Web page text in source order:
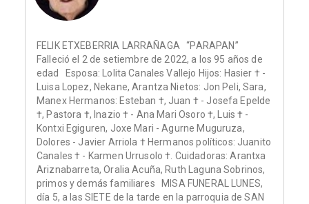
FELIK ETXEBERRIA LARRAÑAGA “PARAPAN”
Falleció el 2 de setiembre de 2022, a los 95 años de
edad Esposa: Lolita Canales Vallejo Hijos: Hasier † -
Luisa Lopez, Nekane, Arantza Nietos: Jon Peli, Sara,
Manex Hermanos: Esteban †, Juan † - Josefa Epelde
†, Pastora †, Inazio † - Ana Mari Osoro †, Luis † -
Kontxi Egiguren, Joxe Mari - Agurne Muguruza,
Dolores - Javier Arriola † Hermanos políticos: Juanito
Canales † - Karmen Urrusolo †. Cuidadoras: Arantxa
Ariznabarreta, Oralia Acuña, Ruth Laguna Sobrinos,
primos y demás familiares MISA FUNERAL LUNES,
día 5, a las SIETE de la tarde en la parroquia de SAN